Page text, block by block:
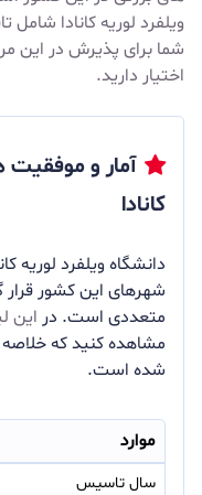
ویلفرد لوریه کانادا
شما برای پذیرش در این
اختیار دارید.
آمار و موفقیت
کانادا
دانشگاه ویلفرد لوریه
شهرهای این کشور
متعددی است. در این
مشاهده کنید که خلاصه
شده است.
موارد
سال تاسیس